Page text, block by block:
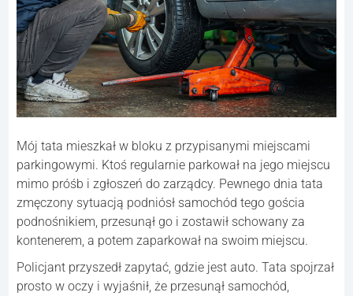
Mój tata mieszkał w bloku z przypisanymi miejscami
parkingowymi. Ktoś regularnie parkował na jego miejscu
mimo próśb i zgłoszeń do zarządcy. Pewnego dnia tata
zmęczony sytuacją podniósł samochód tego gościa
podnośnikiem, przesunął go i zostawił schowany za
kontenerem, a potem zaparkował na swoim miejscu.
Policjant przyszedł zapytać, gdzie jest auto. Tata spojrzał
prosto w oczy i wyjaśnił, że przesunął samochód,